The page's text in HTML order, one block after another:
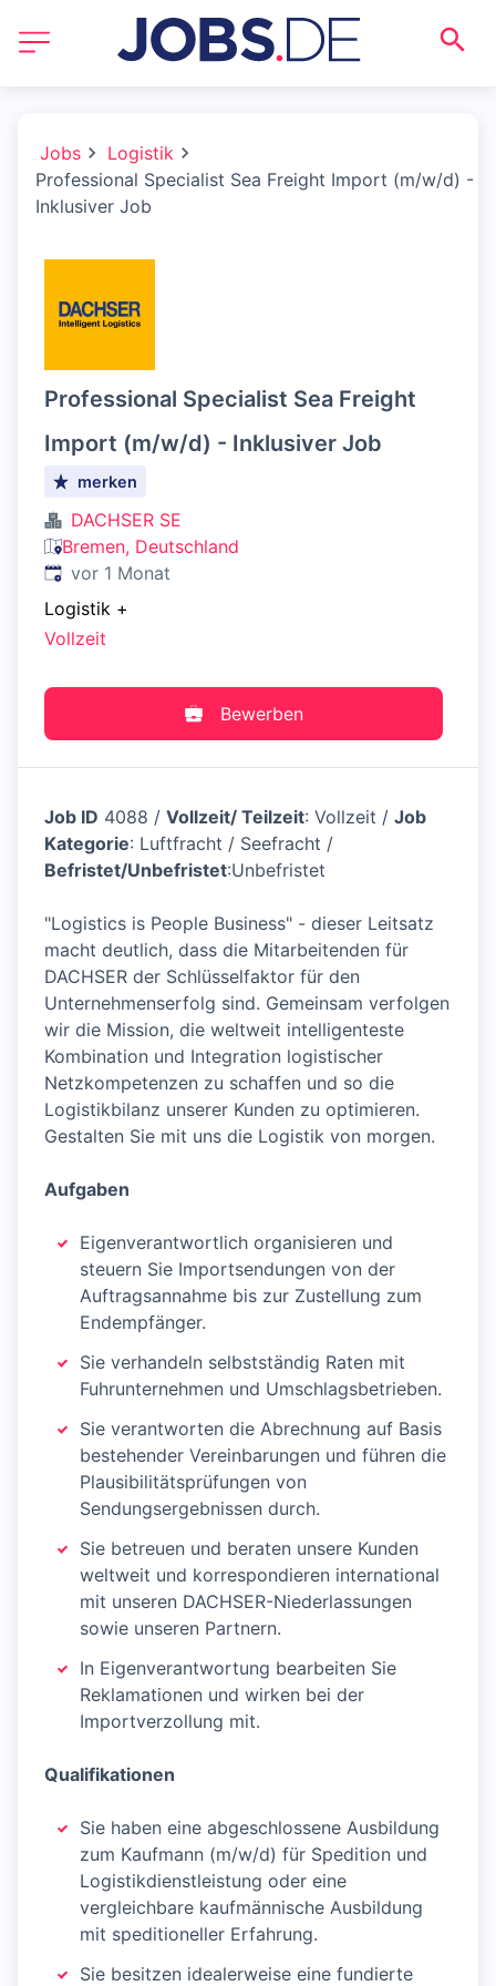
Jobs
Logistik
Professional Specialist Sea Freight Import (m/w/d) -
Inklusiver Job
Professional Specialist Sea Freight
Import (m/w/d) - Inklusiver Job
merken
DACHSER SE
Bremen, Deutschland
Veröffentlicht:
vor 1 Monat
Logistik +
Vollzeit
Bewerben
Job ID 4088 / Vollzeit/ Teilzeit: Vollzeit / Job
Kategorie: Luftfracht / Seefracht /
Befristet/Unbefristet:Unbefristet
"Logistics is People Business" - dieser Leitsatz
macht deutlich, dass die Mitarbeitenden für
DACHSER der Schlüsselfaktor für den
Unternehmenserfolg sind. Gemeinsam verfolgen
wir die Mission, die weltweit intelligenteste
Kombination und Integration logistischer
Netzkompetenzen zu schaffen und so die
Logistikbilanz unserer Kunden zu optimieren.
Gestalten Sie mit uns die Logistik von morgen.
Aufgaben
Eigenverantwortlich organisieren und
steuern Sie Importsendungen von der
Auftragsannahme bis zur Zustellung zum
Endempfänger.
Sie verhandeln selbstständig Raten mit
Fuhrunternehmen und Umschlagsbetrieben.
Sie verantworten die Abrechnung auf Basis
bestehender Vereinbarungen und führen die
Plausibilitätsprüfungen von
Sendungsergebnissen durch.
Sie betreuen und beraten unsere Kunden
weltweit und korrespondieren international
mit unseren DACHSER-Niederlassungen
sowie unseren Partnern.
In Eigenverantwortung bearbeiten Sie
Reklamationen und wirken bei der
Importverzollung mit.
Qualifikationen
Sie haben eine abgeschlossene Ausbildung
zum Kaufmann (m/w/d) für Spedition und
Logistikdienstleistung oder eine
vergleichbare kaufmännische Ausbildung
mit speditioneller Erfahrung.
Sie besitzen idealerweise eine fundierte